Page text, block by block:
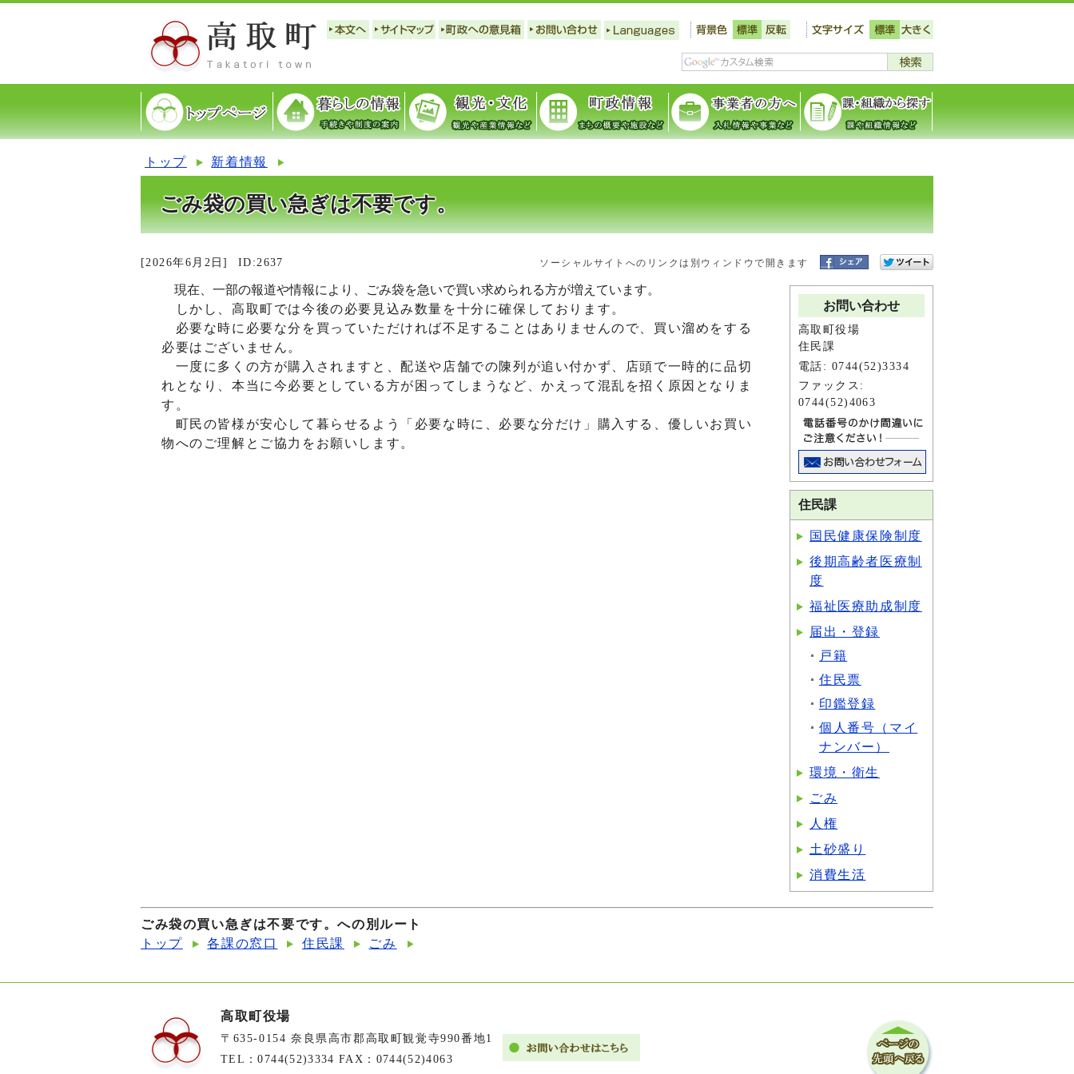
トップ 新着情報
ごみ袋の買い急ぎは不要です。
[2026年6月2日] ID:2637 ソーシャルサイトへのリンクは別ウィンドウで開きます
現在、一部の報道や情報により、ごみ袋を急いで買い求められる方が増えています。
しかし、高取町では今後の必要見込み数量を十分に確保しております。
必要な時に必要な分を買っていただければ不足することはありませんので、買い溜めをする
必要はございません。
一度に多くの方が購入されますと、配送や店舗での陳列が追い付かず、店頭で一時的に品切
れとなり、本当に今必要としている方が困ってしまうなど、かえって混乱を招く原因となりま
す。
町民の皆様が安心して暮らせるよう「必要な時に、必要な分だけ」購入する、優しいお買い
物へのご理解とご協力をお願いします。
お問い合わせ
高取町役場
住民課
電話: 0744(52)3334
ファックス:
0744(52)4063
住民課
国民健康保険制度
後期高齢者医療制
度
福祉医療助成制度
届出・登録
戸籍
住民票
印鑑登録
個人番号（マイ
ナンバー）
環境・衛生
ごみ
人権
土砂盛り
消費生活
ごみ袋の買い急ぎは不要です。への別ルート
トップ
各課の窓口 住民課 ごみ
高取町役場
〒635-0154 奈良県高市郡高取町観覚寺990番地1
TEL：0744(52)3334 FAX：0744(52)4063